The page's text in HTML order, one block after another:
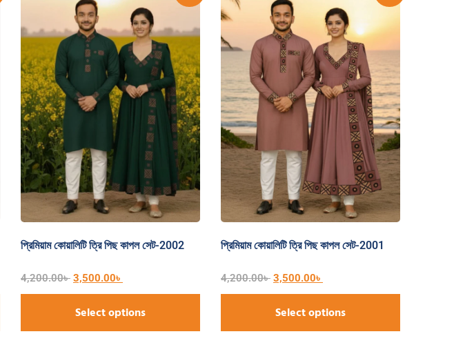
প্রিমিয়াম কোয়ালিটি ত্রি পিছ কাপল সেট-2002
4,200.00৳ 3,500.00৳
Select options
প্রিমিয়াম কোয়ালিটি ত্রি পিছ কাপল সেট-2001
4,200.00৳ 3,500.00৳
Select options